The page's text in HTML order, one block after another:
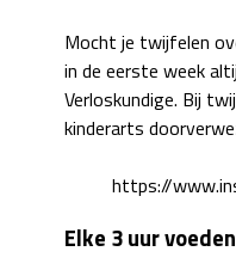
Mocht je twijfelen
in de eerste week
Verloskundige. Bij
kinderarts
https://
Elke 3 uur voeden